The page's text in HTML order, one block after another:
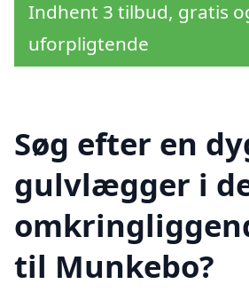
Indhent 3 tilbud, gratis
uforpligtende
Søg efter en
gulvlægger i
til Munkebo?